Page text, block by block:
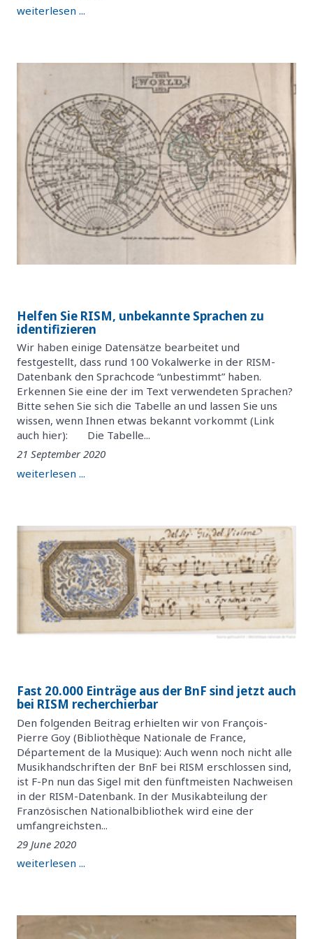
weiterlesen ...
Helfen Sie RISM, unbekannte Sprachen zu
identifizieren
Wir haben einige Datensätze bearbeitet und
festgestellt, dass rund 100 Vokalwerke in der RISM-
Datenbank den Sprachcode “unbestimmt” haben.
Erkennen Sie eine der im Text verwendeten Sprachen?
Bitte sehen Sie sich die Tabelle an und lassen Sie uns
wissen, wenn Ihnen etwas bekannt vorkommt (Link
auch hier): Die Tabelle...
21 September 2020
weiterlesen ...
Fast 20.000 Einträge aus der BnF sind jetzt auch
bei RISM recherchierbar
Den folgenden Beitrag erhielten wir von François-
Pierre Goy (Bibliothèque Nationale de France,
Département de la Musique): Auch wenn noch nicht alle
Musikhandschriften der BnF bei RISM erschlossen sind,
ist F-Pn nun das Sigel mit den fünftmeisten Nachweisen
in der RISM-Datenbank. In der Musikabteilung der
Französischen Nationalbibliothek wird eine der
umfangreichsten...
29 June 2020
weiterlesen ...